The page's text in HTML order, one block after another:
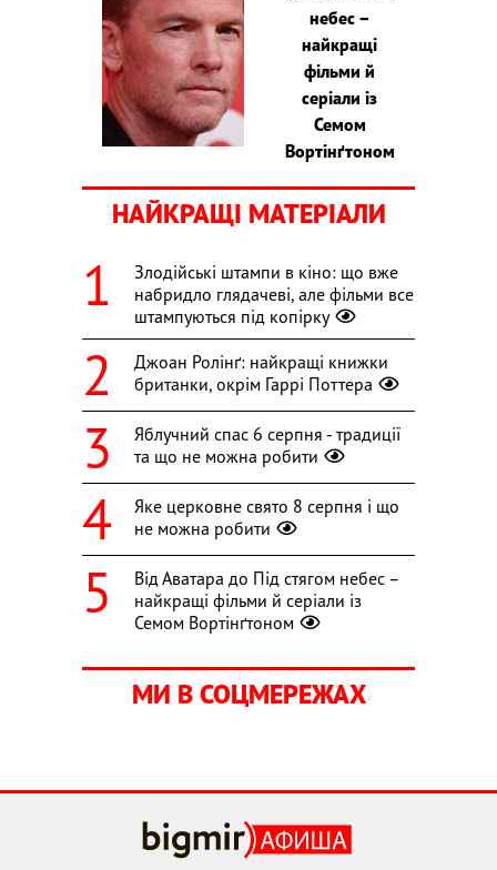
небес –
найкращі
фільми й
серіали із
Семом
Вортінґтоном
НАЙКРАЩІ МАТЕРІАЛИ
Злодійські штампи в кіно: що вже
набридло глядачеві, але фільми все
штампуються під копірку
Джоан Ролінґ: найкращі книжки
британки, окрім Гаррі Поттера
Яблучний спас 6 серпня - традиції
та що не можна робити
Яке церковне свято 8 серпня і що
не можна робити
Від Аватара до Під стягом небес –
найкращі фільми й серіали із
Семом Вортінґтоном
МИ В СОЦМЕРЕЖАХ